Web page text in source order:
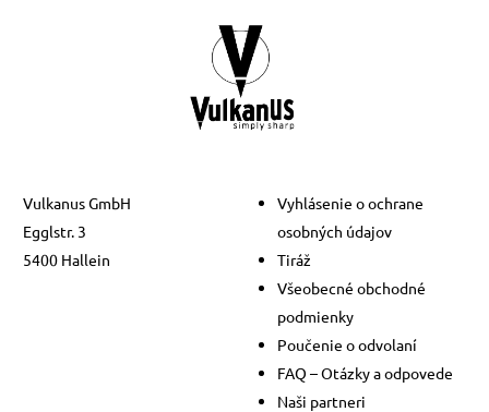
Vulkanus GmbH
Egglstr. 3
5400 Hallein
Vyhlásenie o ochrane
osobných údajov
Tiráž
Všeobecné obchodné
podmienky
Poučenie o odvolaní
FAQ – Otázky a odpovede
Naši partneri